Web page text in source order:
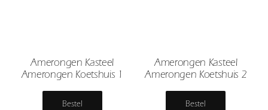
Amerongen Kasteel
Amerongen Koetshuis 1
Bestel
Amerongen Kasteel
Amerongen Koetshuis 2
Bestel